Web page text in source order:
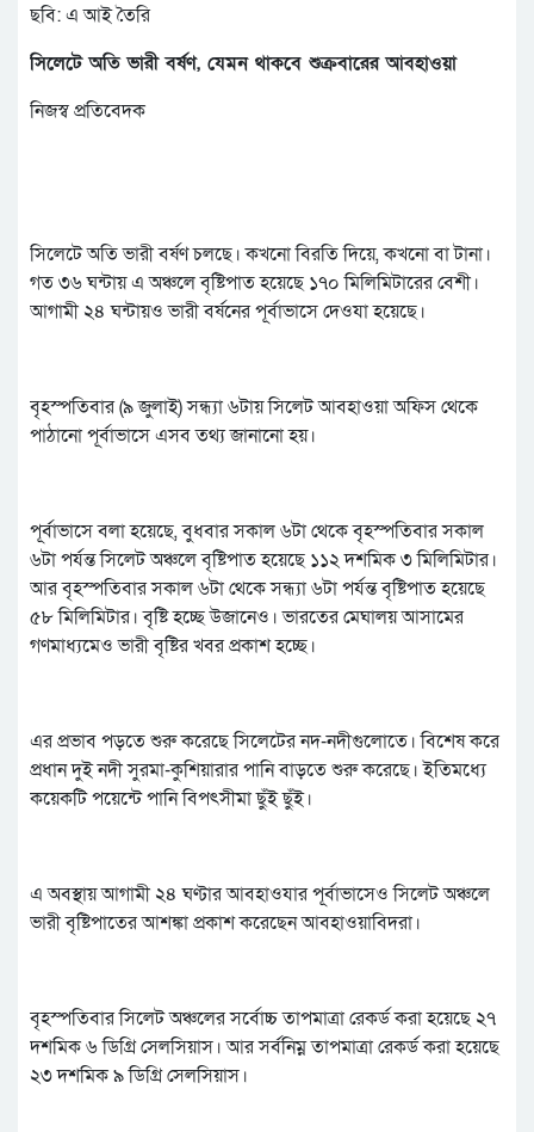
ছবি: এ আই তৈরি
সিলেটে অতি ভারী বর্ষণ, যেমন থাকবে শুক্রবারের আবহাওয়া
নিজস্ব প্রতিবেদক
সিলেটে অতি ভারী বর্ষণ চলছে। কখনো বিরতি দিয়ে, কখনো বা টানা।
গত ৩৬ ঘন্টায় এ অঞ্চলে বৃষ্টিপাত হয়েছে ১৭০ মিলিমিটারের বেশী।
আগামী ২৪ ঘন্টায়ও ভারী বর্ষনের পূর্বাভাসে দেওযা হয়েছে।
বৃহস্পতিবার (৯ জুলাই) সন্ধ্যা ৬টায় সিলেট আবহাওয়া অফিস থেকে
পাঠানো পূর্বাভাসে এসব তথ্য জানানো হয়।
পূর্বাভাসে বলা হয়েছে, বুধবার সকাল ৬টা থেকে বৃহস্পতিবার সকাল
৬টা পর্যন্ত সিলেট অঞ্চলে বৃষ্টিপাত হয়েছে ১১২ দশমিক ৩ মিলিমিটার।
আর বৃহস্পতিবার সকাল ৬টা থেকে সন্ধ্যা ৬টা পর্যন্ত বৃষ্টিপাত হয়েছে
৫৮ মিলিমিটার। বৃষ্টি হচ্ছে উজানেও। ভারতের মেঘালয় আসামের
গণমাধ্যমেও ভারী বৃষ্টির খবর প্রকাশ হচ্ছে।
এর প্রভাব পড়তে শুরু করেছে সিলেটের নদ-নদীগুলোতে। বিশেষ করে
প্রধান দুই নদী সুরমা-কুশিয়ারার পানি বাড়তে শুরু করেছে। ইতিমধ্যে
কয়েকটি পয়েন্টে পানি বিপৎসীমা ছুঁই ছুঁই।
এ অবস্থায় আগামী ২৪ ঘণ্টার আবহাওযার পূর্বাভাসেও সিলেট অঞ্চলে
ভারী বৃষ্টিপাতের আশঙ্কা প্রকাশ করেছেন আবহাওয়াবিদরা।
বৃহস্পতিবার সিলেট অঞ্চলের সর্বোচ্চ তাপমাত্রা রেকর্ড করা হয়েছে ২৭
দশমিক ৬ ডিগ্রি সেলসিয়াস। আর সর্বনিম্ন তাপমাত্রা রেকর্ড করা হয়েছে
২৩ দশমিক ৯ ডিগ্রি সেলসিয়াস।